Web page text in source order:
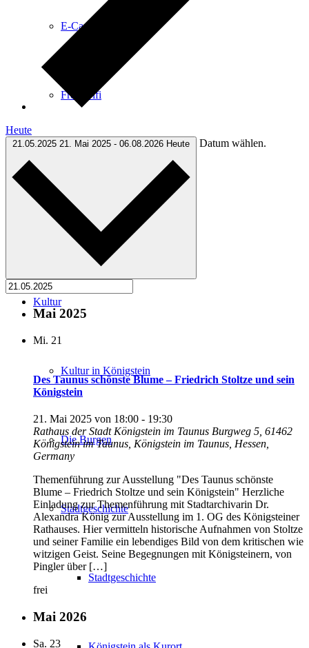
E-Car-Sharing
Free Wifi
Einkaufen in Königstein
Kultur
Kultur in Königstein
Die Burgen
Stadtgeschichte
Stadtgeschichte
Heute
21.05.2025 21. Mai 2025 - 06.08.2026 Heute Datum wählen.
Mai 2025
Mi. 21
Des Taunus schönste Blume – Friedrich Stoltze und sein
Königstein
21. Mai 2025 von 18:00 - 19:30
Rathaus der Stadt Königstein im Taunus Burgweg 5, 61462
Königstein im Taunus, Königstein im Taunus, Hessen,
Germany
Themenführung zur Ausstellung "Des Taunus schönste
Blume – Friedrich Stoltze und sein Königstein" Herzliche
Einladung zur Themenführung mit Stadtarchivarin Dr.
Alexandra König zur Ausstellung im 1. OG des Königsteiner
Rathauses. Hier vermitteln historische Aufnahmen von Stoltze
und seiner Familie ein lebendiges Bild von dem kritischen wie
witzigen Geist. Seine Begegnungen mit Königsteinern, von
Pingler über […]
frei
Mai 2026
Sa. 23